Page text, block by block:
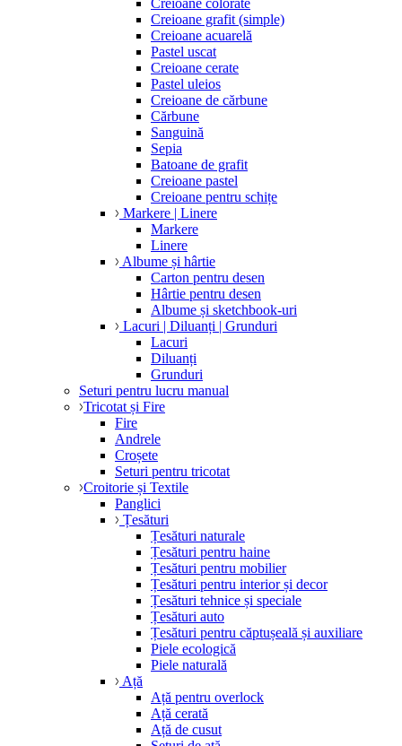
Creioane colorate
Creioane grafit (simple)
Creioane acuarelă
Pastel uscat
Creioane cerate
Pastel uleios
Creioane de cărbune
Cărbune
Sanguină
Sepia
Batoane de grafit
Creioane pastel
Creioane pentru schițe
Markere | Linere
Markere
Linere
Albume și hârtie
Carton pentru desen
Hârtie pentru desen
Albume și sketchbook-uri
Lacuri | Diluanți | Grunduri
Lacuri
Diluanți
Grunduri
Seturi pentru lucru manual
Tricotat și Fire
Fire
Andrele
Croșete
Seturi pentru tricotat
Croitorie și Textile
Panglici
Țesături
Țesături naturale
Țesături pentru haine
Țesături pentru mobilier
Țesături pentru interior și decor
Țesături tehnice și speciale
Țesături auto
Țesături pentru căptușeală și auxiliare
Piele ecologică
Piele naturală
Ață
Ață pentru overlock
Ață cerată
Ață de cusut